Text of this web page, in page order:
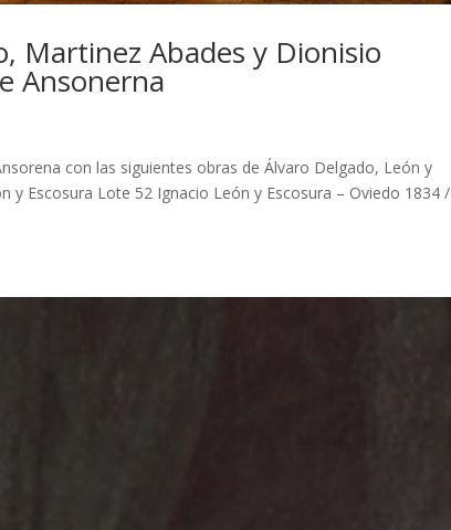
Martinez Abades y Dionisio
Ansonerna
con las siguientes obras de Álvaro Delgado, León y
y Escosura Lote 52 Ignacio León y Escosura – Oviedo 1834 /